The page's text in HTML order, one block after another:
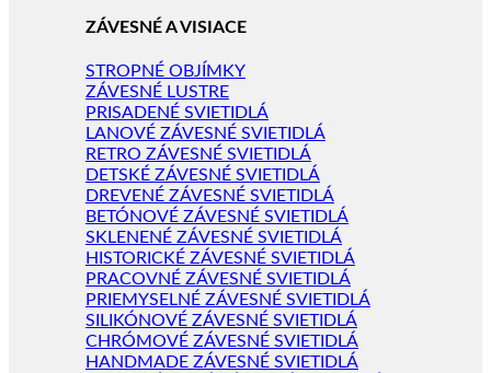
ZÁVESNÉ A VISIACE
STROPNÉ OBJÍMKY
ZÁVESNÉ LUSTRE
PRISADENÉ SVIETIDLÁ
LANOVÉ ZÁVESNÉ SVIETIDLÁ
RETRO ZÁVESNÉ SVIETIDLÁ
DETSKÉ ZÁVESNÉ SVIETIDLÁ
DREVENÉ ZÁVESNÉ SVIETIDLÁ
BETÓNOVÉ ZÁVESNÉ SVIETIDLÁ
SKLENENÉ ZÁVESNÉ SVIETIDLÁ
HISTORICKÉ ZÁVESNÉ SVIETIDLÁ
PRACOVNÉ ZÁVESNÉ SVIETIDLÁ
PRIEMYSELNÉ ZÁVESNÉ SVIETIDLÁ
SILIKÓNOVÉ ZÁVESNÉ SVIETIDLÁ
CHRÓMOVÉ ZÁVESNÉ SVIETIDLÁ
HANDMADE ZÁVESNÉ SVIETIDLÁ